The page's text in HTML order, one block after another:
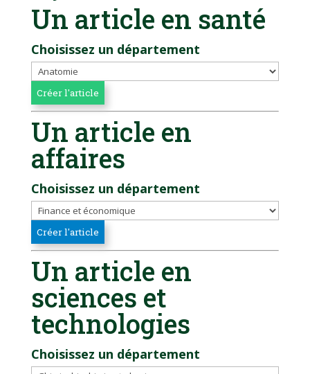
Un article en santé
Choisissez un département
Un article en
affaires
Choisissez un département
Un article en
sciences et
technologies
Choisissez un département